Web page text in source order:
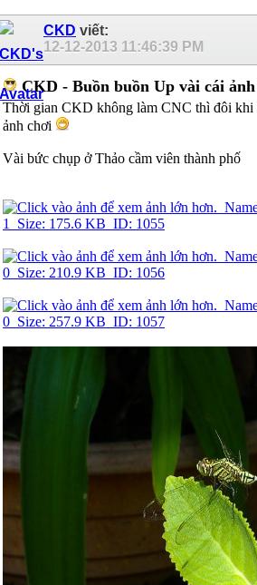
CKD viết:
12-12-2013 11:46:39 PM
CKD - Buồn buồn Up vài cái
Thời gian CKD không làm CNC thì đôi khi
ảnh chơi
Vài bức chụp ở Thảo cầm viên thành phố